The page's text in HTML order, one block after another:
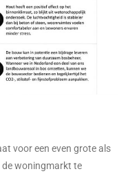
voor een even grote als
de woningmarkt te